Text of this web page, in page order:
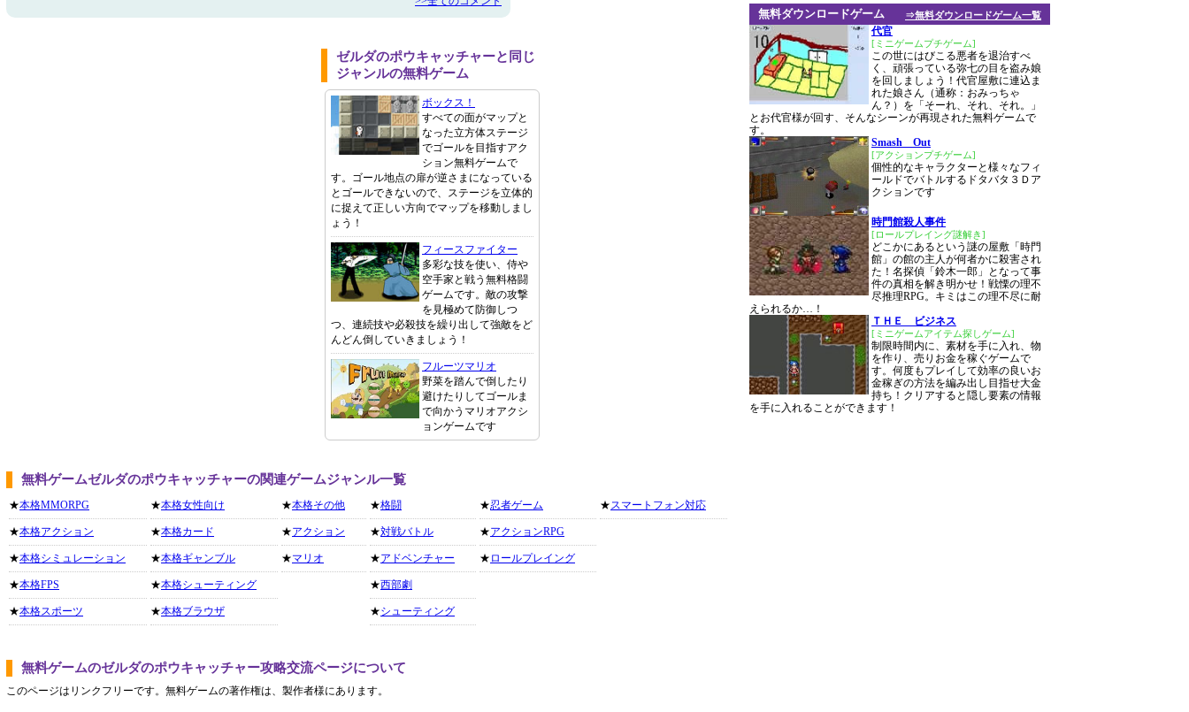
ゼルダのポウキャッチャーと同じ
ジャンルの無料ゲーム
ボックス！
すべての面がマップと
なった立方体ステージ
でゴールを目指すアク
ション無料ゲームで
す。ゴール地点の扉が逆さまになっている
とゴールできないので、ステージを立体的
に捉えて正しい方向でマップを移動しまし
ょう！
フィースファイター
多彩な技を使い、侍や
空手家と戦う無料格闘
ゲームです。敵の攻撃
を見極めて防御しつ
つ、連続技や必殺技を繰り出して強敵をど
んどん倒していきましょう！
フルーツマリオ
野菜を踏んで倒したり
避けたりしてゴールま
で向かうマリオアクシ
ョンゲームです
無料ゲームゼルダのポウキャッチャーの関連ゲームジャンル一覧
★本格MMORPG
★本格アクション
★本格シミュレーション
★本格FPS
★本格スポーツ
★本格女性向け
★本格カード
★本格ギャンブル
★本格シューティング
★本格ブラウザ
★本格その他
★アクション
★マリオ
★格闘
★対戦バトル
★アドベンチャー
★西部劇
★シューティング
★忍者ゲーム
★アクションRPG
★ ロールプレイング
★スマートフォン対応
無料ゲームのゼルダのポウキャッチャー攻略交流ページについて
このページはリンクフリーです。無料ゲームの著作権は、製作者様にあります。
⇒無料ダウンロードゲーム一覧
無料ダウンロードゲーム
代官
[ミニゲームプチゲーム]
この世にはびこる悪者を退治すべ
く、頑張っている弥七の目を盗み娘
を回しましょう！代官屋敷に連込ま
れた娘さん（通称：おみっちゃ
ん？）を「そーれ、それ、それ。」
とお代官様が回す、そんなシーンが再現された無料ゲームで
す。
Smash Out
[アクションプチゲーム]
個性的なキャラクターと様々なフィ
ールドでバトルするドタバタ３Ｄア
クションです
時門館殺人事件
[ロールプレイング謎解き]
どこかにあるという謎の屋敷「時門
館」の館の主人が何者かに殺害され
た！名探偵「鈴木一郎」となって事
件の真相を解き明かせ！戦慄の理不
尽推理RPG。キミはこの理不尽に耐
えられるか…！
ＴＨＥ ビジネス
[ミニゲームアイテム探しゲーム]
制限時間内に、素材を手に入れ、物
を作り、売りお金を稼ぐゲームで
す。何度もプレイして効率の良いお
金稼ぎの方法を編み出し目指せ大金
持ち！クリアすると隠し要素の情報
を手に入れることができます！